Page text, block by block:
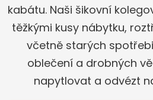
kabátu. Naši šikovní
těžkými kusy nábytku,
včetně starých
oblečení a drobných
napytlovat a odvézt